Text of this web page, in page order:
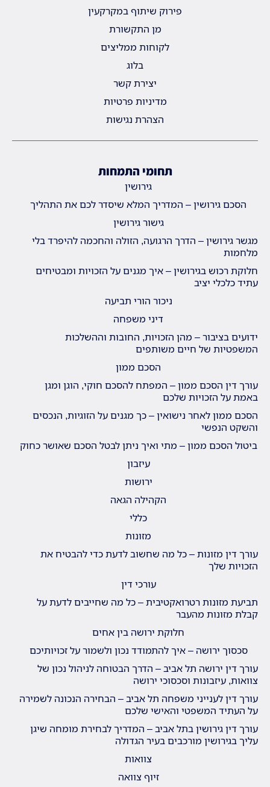
פירוק שיתוף במקרקעין
מן התקשורת
לקוחות ממליצים
בלוג
יצירת קשר
מדיניות פרטיות
הצהרת נגישות
תחומי התמחות
גירושין
הסכם גירושין – המדריך המלא שיסדר לכם את התהליך
גישור גירושין
מגשר גירושין – הדרך הרגועה, הזולה והחכמה להיפרד בלי
מלחמות
חלוקת רכוש בגירושין – איך מגנים על הזכויות ומבטיחים
עתיד כלכלי יציב
ניכור הורי תביעה
דיני משפחה
ידועים בציבור – מהן הזכויות, החובות וההשלכות
המשפטיות של חיים משותפים
הסכם ממון
עורך דין הסכם ממון – המפתח להסכם חוקי, הוגן ומגן
באמת על הזכויות שלכם
הסכם ממון לאחר נישואין – כך מגנים על הזוגיות, הנכסים
והשקט הנפשי
ביטול הסכם ממון – מתי ואיך ניתן לבטל הסכם שאושר כחוק
עיזבון
ירושות
הקהילה הגאה
כללי
מזונות
עורך דין מזונות – כל מה שחשוב לדעת כדי להבטיח את
הזכויות שלך
עורכי דין
תביעת מזונות רטרואקטיבית – כל מה שחייבים לדעת על
קבלת מזונות מהעבר
חלוקת ירושה בין אחים
סכסוך ירושה – איך להתמודד נכון ולשמור על זכויותיכם
עורך דין ירושה תל אביב – הדרך הבטוחה לניהול נכון של
צוואות, עיזבונות וסכסוכי ירושה
עורך דין לענייני משפחה תל אביב – הבחירה הנכונה לשמירה
על העתיד המשפטי והאישי שלכם
עורך דין גירושין בתל אביב – המדריך לבחירת מומחה שיגן
עליך בגירושין מורכבים בעיר הגדולה
צוואות
זיוף צוואה